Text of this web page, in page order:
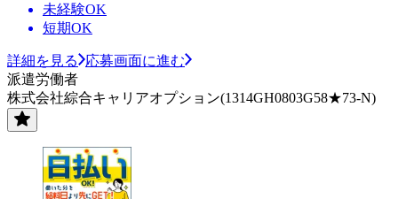
未経験OK
短期OK
詳細を見る
応募画面に進む
派遣労働者
株式会社綜合キャリアオプション(1314GH0803G58★73-N)